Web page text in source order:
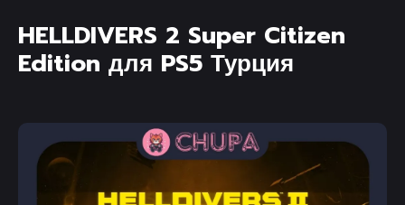
HELLDIVERS 2 Super Citizen
Edition для PS5 Турция